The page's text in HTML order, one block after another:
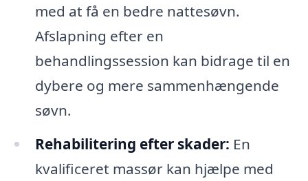
med at få en bedre nattesøvn.
Afslapning efter en
behandlingssession kan bidrage til en
dybere og mere sammenhængende
søvn.
Rehabilitering efter skader: En
kvalificeret massør kan hjælpe med